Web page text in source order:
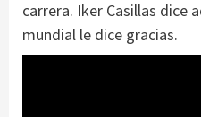
carrera. Iker Casillas dice
mundial le dice gracias.